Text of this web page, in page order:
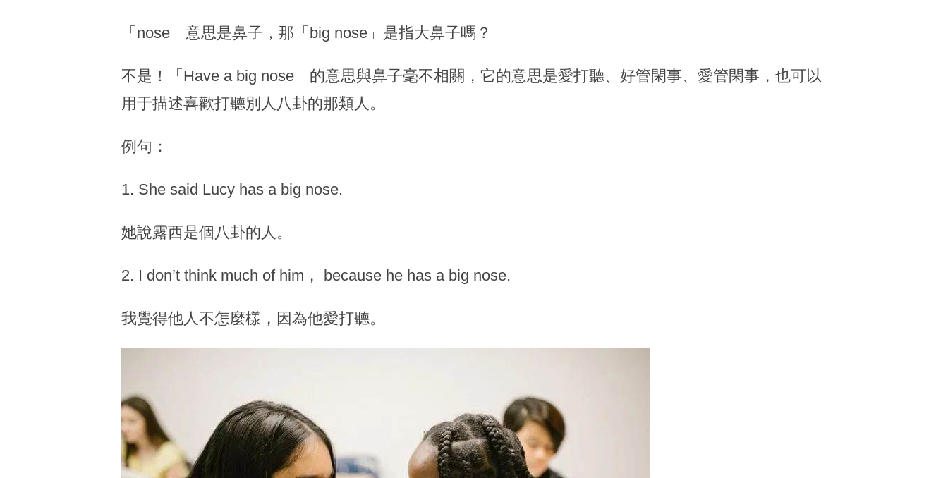
「nose」意思是鼻子，那「big nose」是指大鼻子嗎？
不是！「Have a big nose」的意思與鼻子毫不相關，它的意思是愛打聽、好管閑事、愛管閑事，也可以
用于描述喜歡打聽別人八卦的那類人。
例句：
1. She said Lucy has a big nose.
她說露西是個八卦的人。
2. I don’t think much of him， because he has a big nose.
我覺得他人不怎麼樣，因為他愛打聽。